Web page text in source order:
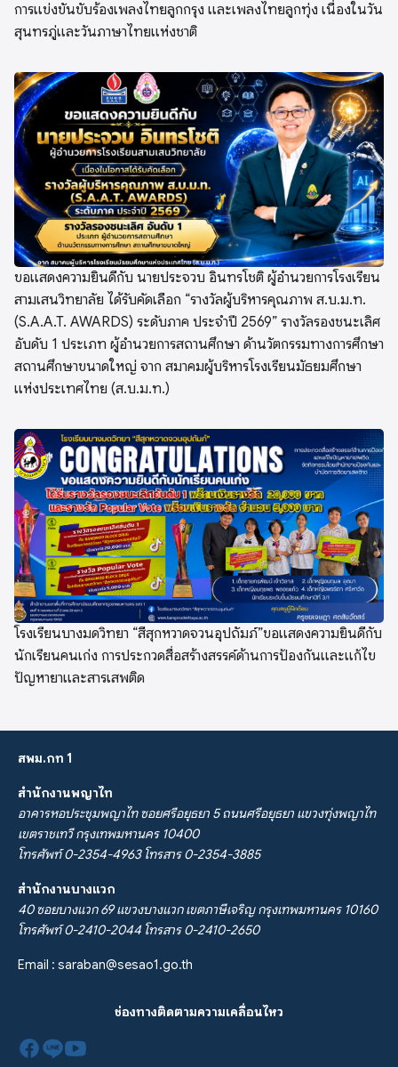
การแข่งขันขับร้องเพลงไทยลูกกรุง และเพลงไทยลูกทุ่ง เนื่องในวัน
สุนทรภู่และวันภาษาไทยแห่งชาติ
ขอแสดงความยินดีกับ นายประจวบ อินทรโชติ ผู้อำนวยการโรงเรียน
สามเสนวิทยาลัย ได้รับคัดเลือก “รางวัลผู้บริหารคุณภาพ ส.บ.ม.ท.
(S.A.A.T. AWARDS) ระดับภาค ประจำปี 2569” รางวัลรองชนะเลิศ
อับดับ 1 ประเภท ผู้อำนวยการสถานศึกษา ด้านวัตกรรมทางการศึกษา
สถานศึกษาขนาดใหญ่ จาก สมาคมผู้บริหารโรงเรียนมัธยมศึกษา
แห่งประเทศไทย (ส.บ.ม.ท.)
โรงเรียนบางมดวิทยา “สีสุกหวาดจวนอุปถัมภ์”ขอแสดงความยินดีกับ
นักเรียนคนเก่ง การประกวดสื่อสร้างสรรค์ด้านการป้องกันและแก้ไข
ปัญหายาและสารเสพติด
สพม.กท 1
สำนักงานพญาไท
อาคารหอประชุมพญาไท ซอยศรีอยุธยา 5 ถนนศรีอยุธยา แขวงทุ่งพญาไท
เขตราชเทวี กรุงเทพมหานคร 10400
โทรศัพท์ 0-2354-4963 โทรสาร 0-2354-3885
สำนักงานบางแวก
40 ซอยบางแวก 69 แขวงบางแวก เขตภาษีเจริญ กรุงเทพมหานคร 10160
โทรศัพท์ 0-2410-2044 โทรสาร 0-2410-2650
Email : saraban@sesao1.go.th
ช่องทางติดตามความเคลื่อนไหว